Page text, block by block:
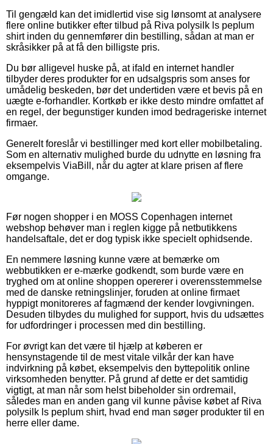
Til gengæld kan det imidlertid vise sig lønsomt at analysere
flere online butikker efter tilbud på Riva polysilk ls peplum
shirt inden du gennemfører din bestilling, sådan at man er
skråsikker på at få den billigste pris.
Du bør alligevel huske på, at ifald en internet handler
tilbyder deres produkter for en udsalgspris som anses for
umådelig beskeden, bør det undertiden være et bevis på en
uægte e-forhandler. Kortkøb er ikke desto mindre omfattet af
en regel, der begunstiger kunden imod bedrageriske internet
firmaer.
Generelt foreslår vi bestillinger med kort eller mobilbetaling.
Som en alternativ mulighed burde du udnytte en løsning fra
eksempelvis ViaBill, når du agter at klare prisen af flere
omgange.
Før nogen shopper i en MOSS Copenhagen internet
webshop behøver man i reglen kigge på netbutikkens
handelsaftale, det er dog typisk ikke specielt ophidsende.
En nemmere løsning kunne være at bemærke om
webbutikken er e-mærke godkendt, som burde være en
tryghed om at online shoppen opererer i overensstemmelse
med de danske retningslinjer, foruden at online firmaet
hyppigt monitoreres af fagmænd der kender lovgivningen.
Desuden tilbydes du mulighed for support, hvis du udsættes
for udfordringer i processen med din bestilling.
For øvrigt kan det være til hjælp at køberen er
hensynstagende til de mest vitale vilkår der kan have
indvirkning på købet, eksempelvis den byttepolitik online
virksomheden benytter. På grund af dette er det samtidig
vigtigt, at man når som helst bibeholder sin ordremail,
således man en anden gang vil kunne påvise købet af Riva
polysilk ls peplum shirt, hvad end man søger produkter til en
herre eller dame.